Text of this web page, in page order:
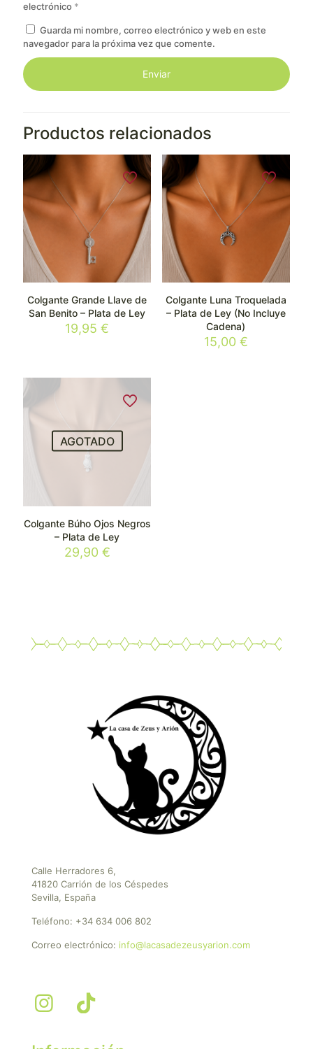
electrónico *
Guarda mi nombre, correo electrónico y web en este
navegador para la próxima vez que comente.
Productos relacionados
Colgante Grande Llave de
San Benito – Plata de Ley
19,95€
Colgante Luna Troquelada
– Plata de Ley (No Incluye
Cadena)
15,00 €
AGOTADO
Colgante Búho Ojos Negros
– Plata de Ley
29,90 €
Calle Herradores 6,
41820 Carrión de los Céspedes
Sevilla, España
Teléfono: +34 634 006 802
Correo electrónico: info@lacasadezeusyarion.com